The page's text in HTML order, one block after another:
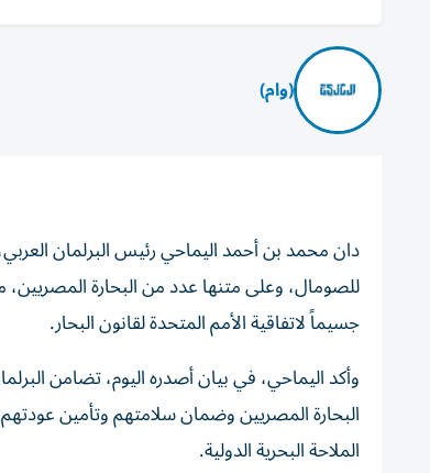
(وام)
دان محمد بن أحمد اليماحي رئيس البرلمان العربي،
للصومال، وعلى متنها عدد من البحارة المصريين،
جسيماً لاتفاقية الأمم المتحدة لقانون البحار.
وأكد اليماحي، في بيان أصدره اليوم، تضامن
البحارة المصريين وضمان سلامتهم وتأمين
الملاحة البحرية الدولية.